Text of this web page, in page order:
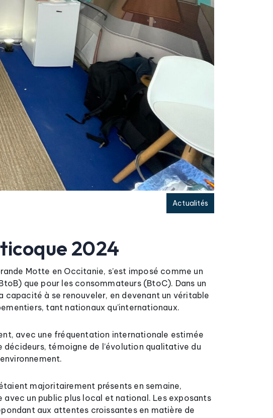
Actualités
2024
Motte en Occitanie, s’est imposé comme un
que pour les consommateurs (BtoC). Dans un
à se renouveler, en devenant un véritable
tant nationaux qu’internationaux.
avec une fréquentation internationale estimée
témoigne de l’évolution qualitative du
majoritairement présents en semaine,
avec un public plus local et national. Les exposants
aux attentes croissantes en matière de